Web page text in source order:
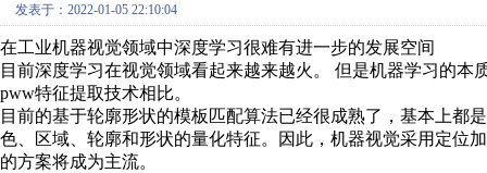
发表于：2022-01-05 22:10:04
在工业机器视觉领域中深度学习很难有进一步的发展空间
目前深度学习在视觉领域看起来越来越火。 但是机器学习的
pww特征提取技术相比。
目前的基于轮廓形状的模板匹配算法已经很成熟了，基本上都
色、区域、轮廓和形状的量化特征。因此，机器视觉采用定位
的方案将成为主流。